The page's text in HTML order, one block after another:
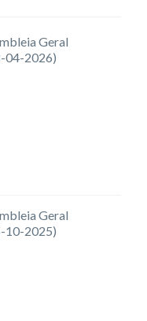
Geral
04-2026)
Geral
10-2025)